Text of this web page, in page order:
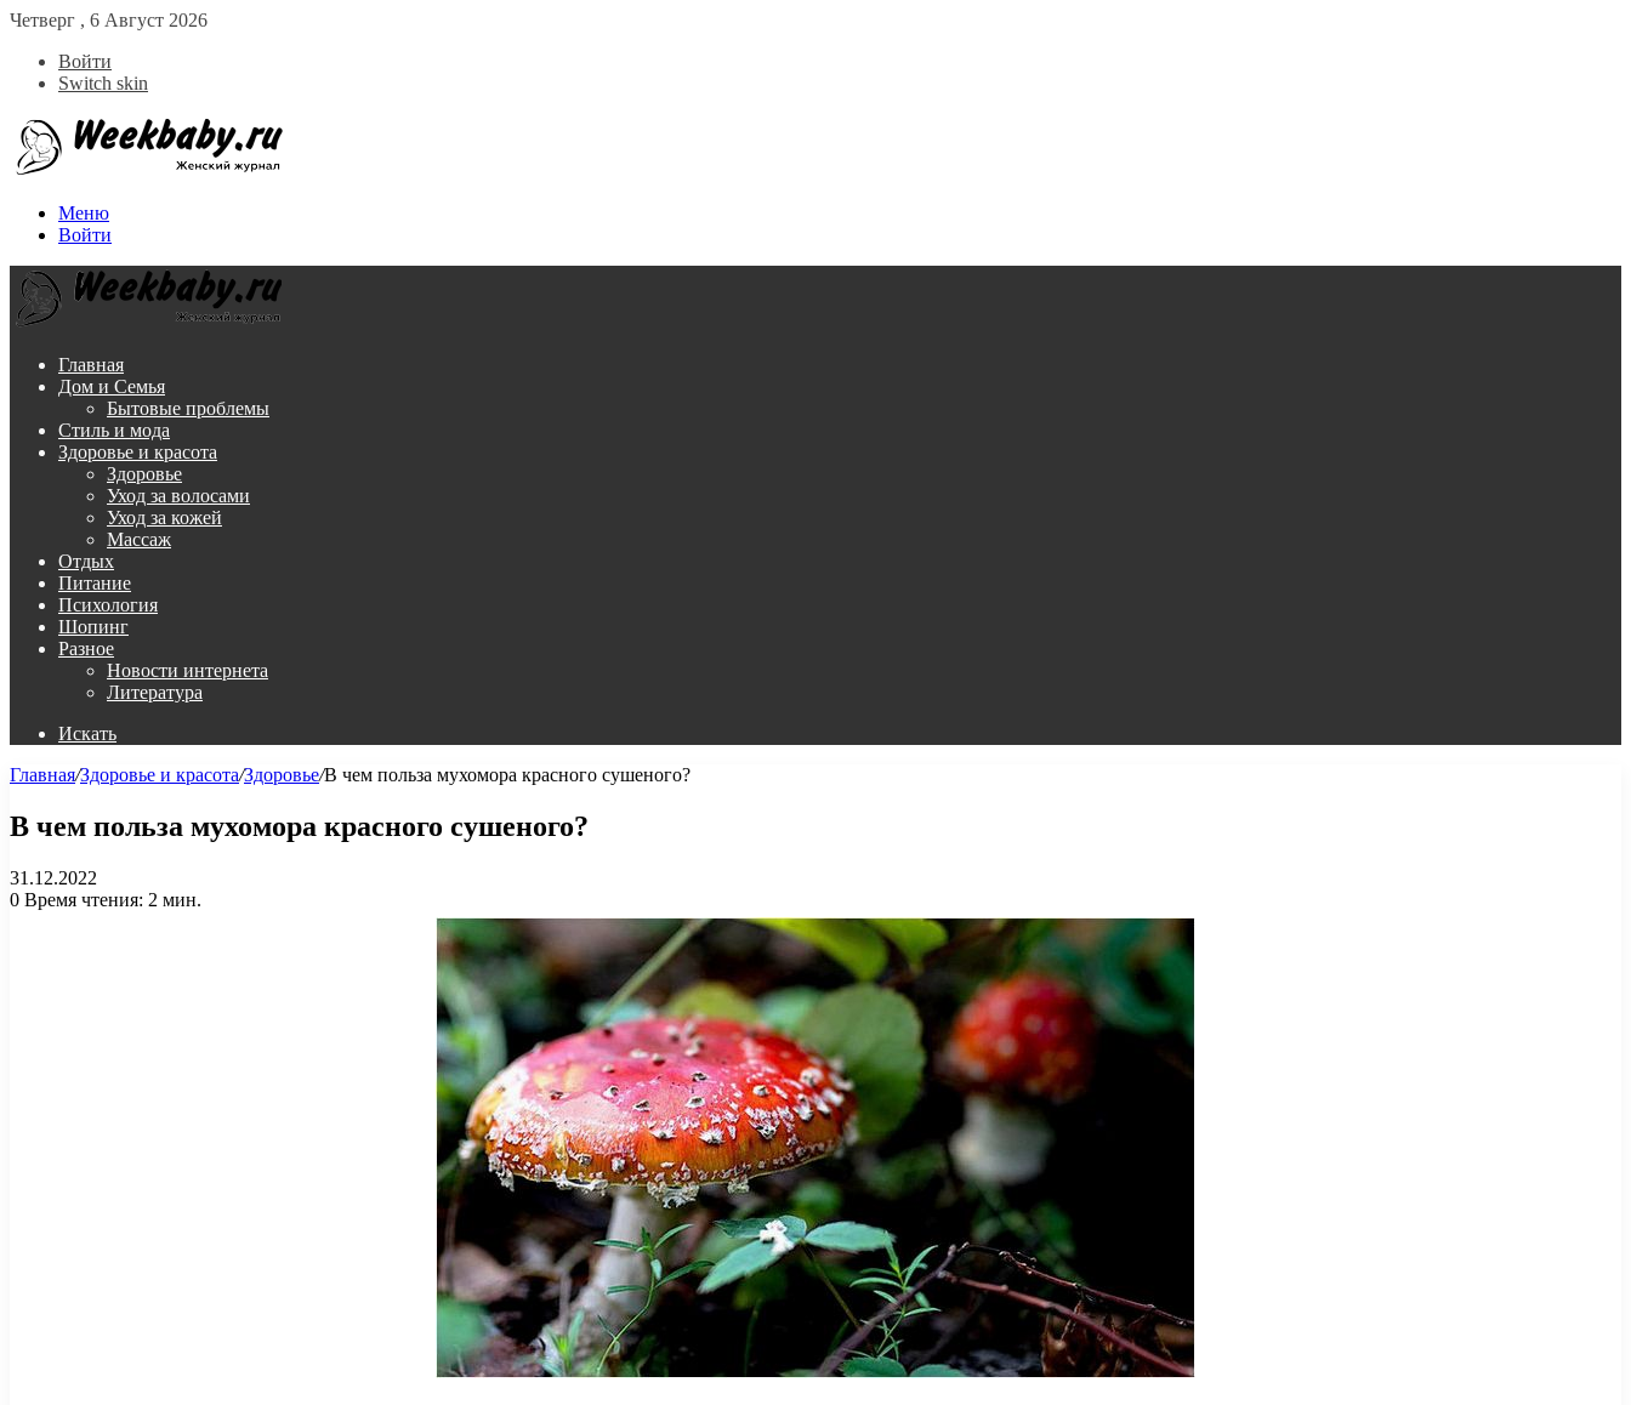
Четверг , 6 Август 2026
Войти
Switch skin
Меню
Войти
Главная
Дом и Семья
Бытовые проблемы
Стиль и мода
Здоровье и красота
Здоровье
Уход за волосами
Уход за кожей
Массаж
Отдых
Питание
Психология
Шопинг
Разное
Новости интернета
Литература
Искать
Главная/Здоровье и красота/Здоровье/В чем польза мухомора красного сушеного?
В чем польза мухомора красного сушеного?
31.12.2022
0 Время чтения: 2 мин.